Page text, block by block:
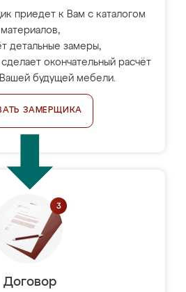
приедет к Вам с каталогом
материалов,
детальные замеры,
окончательный расчёт
будущей мебели.
ЗАМЕРЩИКА
Договор